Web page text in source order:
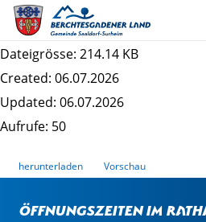
Datenschutzrechtliche
Bauleitplanverfahren - 24.
Dateigrösse: 214.14 KB
Created: 06.07.2026
Updated: 06.07.2026
Aufrufe: 50
herunterladen Vorschau
Öffnungszeiten im